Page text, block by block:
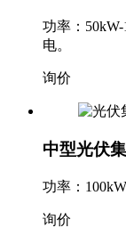
功率：
电。
询价
中型光伏
功率：
询价